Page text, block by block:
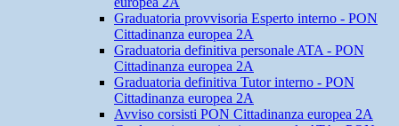
Graduatoria provvisoria Esperto interno - PON
Cittadinanza europea 2A
Graduatoria definitiva personale ATA - PON
Cittadinanza europea 2A
Graduatoria definitiva Tutor interno - PON
Cittadinanza europea 2A
Avviso corsisti PON Cittadinanza europea 2A